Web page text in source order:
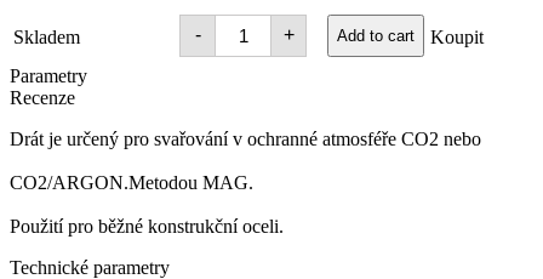
Skladem -
Drát
SG2
SPEEDWELD
cívka
quantity
+ Add to cart
Koupit
Parametry
Recenze
Drát je určený pro svařování v ochranné atmosféře CO2 nebo
CO2/ARGON.Metodou MAG.
Použití pro běžné konstrukční oceli.
Technické parametry